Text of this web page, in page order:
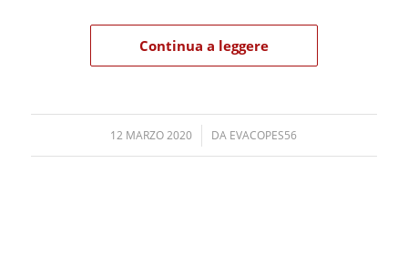
Continua a leggere
12 MARZO 2020
/ DA EVACOPES56